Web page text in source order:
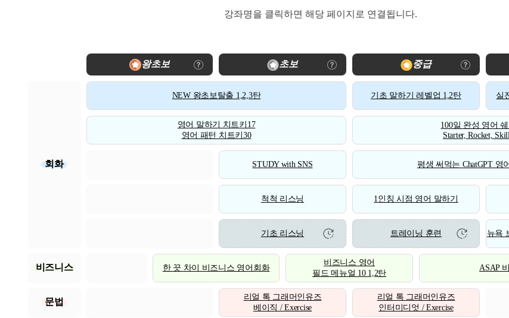
강좌명을 클릭하면 해당 페이지로 연결됩니다.
왕초보 초보 중급
회화
NEW 왕초보탈출 1,2,3탄 기초 말하기 레벨업 1,2탄 실
영어 말하기 치트키17
영어 패턴 치트키30
100일 완성 영어
Starter, Rocket,
STUDY with SNS 평생 써먹는 ChatGPT 영
척척 리스닝 1인칭 시점 영어 말하기
기초 리스닝 트레이닝 훈련 뉴욕
비즈니스 한 끗 차이 비즈니스 영어회화
비즈니스 영어
필드 메뉴얼 10 1,2탄
ASAP
문법
리얼 톡 그래머인유즈
베이직 / Exercise
리얼 톡 그래머인유즈
인터미디엇 / Exercise